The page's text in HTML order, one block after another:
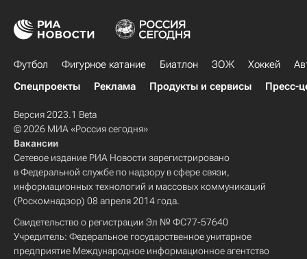
Футбол Фигурное катание Биатлон ЗОЖ Хоккей
Спецпроекты
Реклама Продукты и сервисы Пресс-
Версия 2023.1 Beta
© 2026 МИА «Россия сегодня»
Вакансии
Сетевое издание РИА Новости зарегистрировано
в Федеральной службе по надзору в сфере связи,
информационных технологий и массовых коммуникаций
(Роскомнадзор) 08 апреля 2014 года.
Свидетельство о регистрации Эл № ФС77-57640
Учредитель: Федеральное государственное унитарное
предприятие Международное информационное агентство